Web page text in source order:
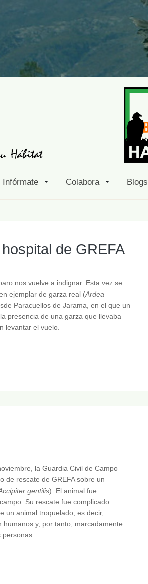
Infórmate Colabora Blogs
de GREFA
nos vuelve a indignar. Esta vez se
ejemplar de garza real (Ardea
Paracuellos de Jarama, en el que un
presencia de una garza que llevaba
levantar el vuelo.
la Guardia Civil de Campo
de rescate de GREFA sobre un
gentilis). El animal fue
Su rescate fue complicado
un animal troquelado, es decir,
humanos y, por tanto, marcadamente